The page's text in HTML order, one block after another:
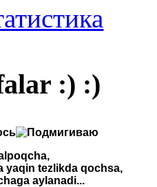
:) :)
yaqin tezlikda qochsa,
aylanadi...